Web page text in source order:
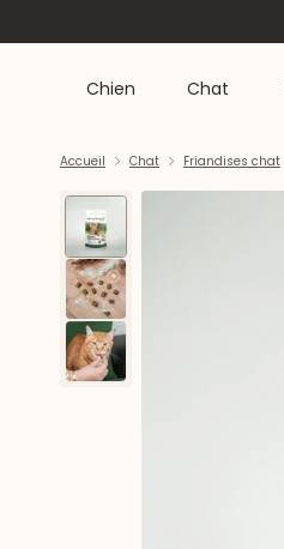
Chien Chat
Accueil Chat Friandises chat